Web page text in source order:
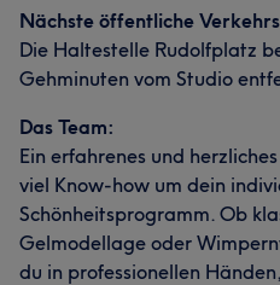
Nächste öffentliche
Die Haltestelle Rudolfplatz
Gehminuten vom Studio
Das Team:
Ein erfahrenes und
viel Know-how um dein
Schönheitsprogramm. Ob
Gelmodellage oder
du in professionellen